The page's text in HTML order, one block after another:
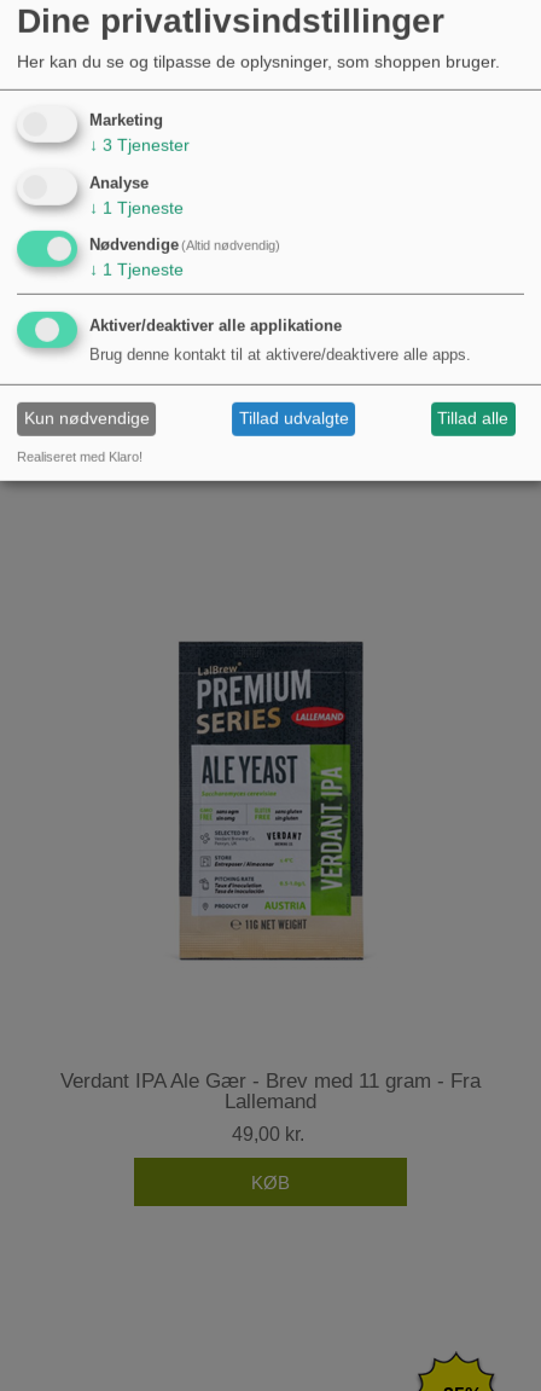
Lalvin EC 1118 - Gærbrev med 5 gram - Fra
Lallemand
19,00 kr.
Verdant IPA Ale Gær - Brev med 11 gram - Fra
Lallemand
49,00 kr.
Dine privatlivsindstillinger
Her kan du se og tilpasse de oplysninger, som shoppen bruger.
Marketing
↓ 3 Tjenester
Analyse
↓ 1 Tjeneste
Nødvendige(Altid nødvendig)
↓ 1 Tjeneste
Aktiver/deaktiver alle applikatione
Brug denne kontakt til at aktivere/deaktivere alle apps.
Kun nødvendige Tillad udvalgte Tillad alle
Realiseret med Klaro!